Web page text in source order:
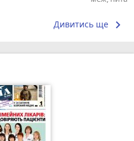
Дивитись ще keyboard_arrow_right